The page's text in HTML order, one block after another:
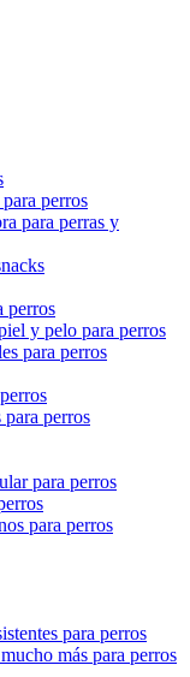
perros
para perras y
perros
y pelo para perros
para perros
perros
para perros
para perros
para perros
más para perros